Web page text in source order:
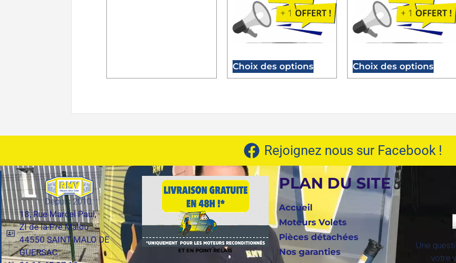
Choix des options Choix des options
Rejoignez nous sur Facebook !
Depuis 2010.
18, Rue Marcel Paul,
ZI de la Pré Malou
44550 SAINT MALO DE
GUERSAC
ET EN POINT RELAIS
PLAN DU SITE
Accueil
Moteurs Volets
Pièces détachées
Nos garanties
Une
votre